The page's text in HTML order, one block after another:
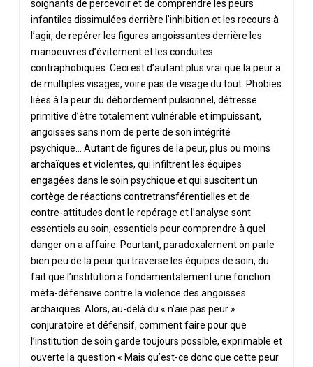
soignants de percevoir et de comprendre les peurs
infantiles dissimulées derrière l’inhibition et les recours à
l’agir, de repérer les figures angoissantes derrière les
manoeuvres d’évitement et les conduites
contraphobiques. Ceci est d’autant plus vrai que la peur a
de multiples visages, voire pas de visage du tout. Phobies
liées à la peur du débordement pulsionnel, détresse
primitive d’être totalement vulnérable et impuissant,
angoisses sans nom de perte de son intégrité
psychique… Autant de figures de la peur, plus ou moins
archaïques et violentes, qui infiltrent les équipes
engagées dans le soin psychique et qui suscitent un
cortège de réactions contretransférentielles et de
contre-attitudes dont le repérage et l’analyse sont
essentiels au soin, essentiels pour comprendre à quel
danger on a affaire. Pourtant, paradoxalement on parle
bien peu de la peur qui traverse les équipes de soin, du
fait que l’institution a fondamentalement une fonction
méta-défensive contre la violence des angoisses
archaïques. Alors, au-delà du « n’aie pas peur »
conjuratoire et défensif, comment faire pour que
l’institution de soin garde toujours possible, exprimable et
ouverte la question « Mais qu’est-ce donc que cette peur